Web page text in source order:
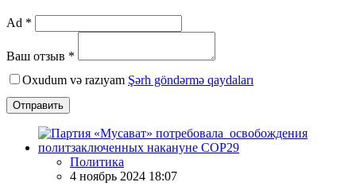
Ad *
Ваш отзыв *
Oxudum və razıyam Şərh göndərmə qaydaları
Отправить
Политика
4 ноябрь 2024 18:07